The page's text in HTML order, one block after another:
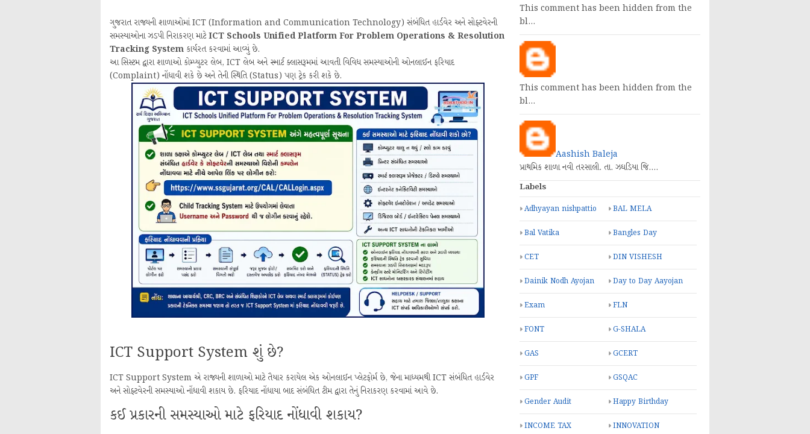
ગુજરાત રાજ્યની શાળાઓમાં ICT (Information and Communication Technology) સંબંધિત હાર્ડવેર અને સોફ્ટવેરની
સમસ્યાઓના ઝડપી નિરાકરણ માટે ICT Schools Unified Platform For Problem Operations & Resolution
Tracking System કાર્યરત કરવામાં આવ્યું છે.
આ સિસ્ટમ દ્વારા શાળાઓ કોમ્પ્યુટર લેબ, ICT લેબ અને સ્માર્ટ ક્લાસરૂમમાં આવતી વિવિધ સમસ્યાઓની ઓનલાઈન ફરિયાદ
(Complaint) નોંધાવી શકે છે અને તેની સ્થિતિ (Status) પણ ટ્રેક કરી શકે છે.
ICT Support System શું છે?
ICT Support System એ રાજ્યની શાળાઓ માટે તૈયાર કરાયેલ એક ઓનલાઈન પ્લેટફોર્મ છે, જેના માધ્યમથી ICT સંબંધિત હાર્ડવેર
અને સોફ્ટવેરની સમસ્યાઓ નોંધાવી શકાય છે. ફરિયાદ નોંધાયા બાદ સંબંધિત ટીમ દ્વારા તેનું નિરાકરણ કરવામાં આવે છે.
કઈ પ્રકારની સમસ્યાઓ માટે ફરિયાદ નોંધાવી શકાય?
This comment has been hidden from the
bl…
This comment has been hidden from the
bl…
Aashish Baleja
પ્રાથમિક શાળા નવી તરસાલી. તા. ઝઘડિયા જિ.…
Labels
Adhyayan nishpattio BAL MELA
Bal Vatika Bangles Day
CET DIN VISHESH
Dainik Nodh Ayojan Day to Day Aayojan
Exam FLN
FONT G-SHALA
GAS GCERT
GPF GSQAC
Gender Audit Happy Birthday
INCOME TAX INNOVATION